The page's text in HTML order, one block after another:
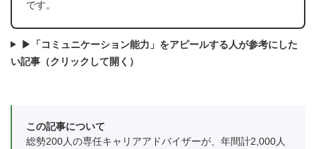
です。
▶「コミュニケーション能力」をアピールする人が参考にした
い記事（クリックして開く）
この記事について
総勢200人の専任キャリアアドバイザーが、年間計2,000人